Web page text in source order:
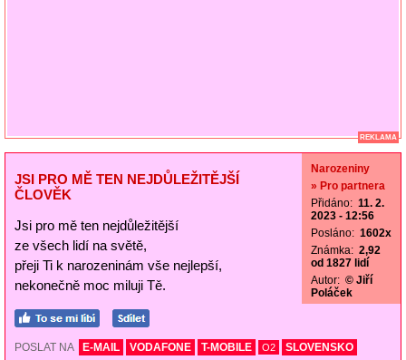
REKLAMA
JSI PRO MĚ TEN NEJDŮLEŽITĚJŠÍ
ČLOVĚK
Jsi pro mě ten nejdůležitější
ze všech lidí na světě,
přeji Ti k narozeninám vše nejlepší,
nekonečně moc miluji Tě.
Narozeniny
» Pro partnera
Přidáno: 11. 2.
2023 - 12:56
Posláno: 1602x
Známka: 2,92
od 1827 lidí
Autor: © Jiří
Poláček
POSLAT NA E-MAIL VODAFONE T-MOBILE O2
SLOVENSKO